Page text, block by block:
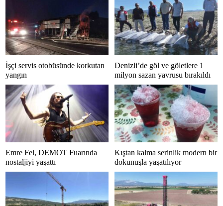
İşçi servis otobüsünde korkutan
yangın
Denizli’de göl ve göletlere 1
milyon sazan yavrusu bırakıldı
Emre Fel, DEMOT Fuarında
nostaljiyi yaşattı
Kıştan kalma serinlik modern bir
dokunuşla yaşatılıyor